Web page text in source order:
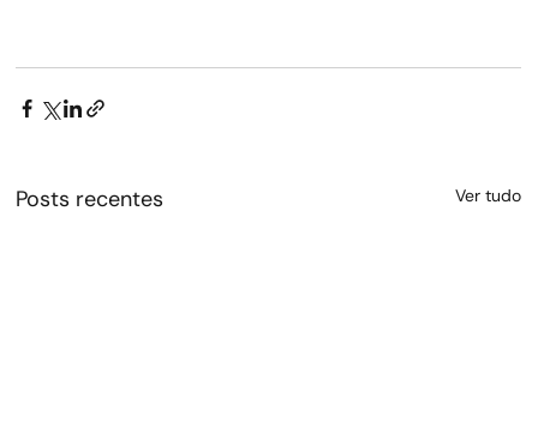
Posts recentes Ver tudo